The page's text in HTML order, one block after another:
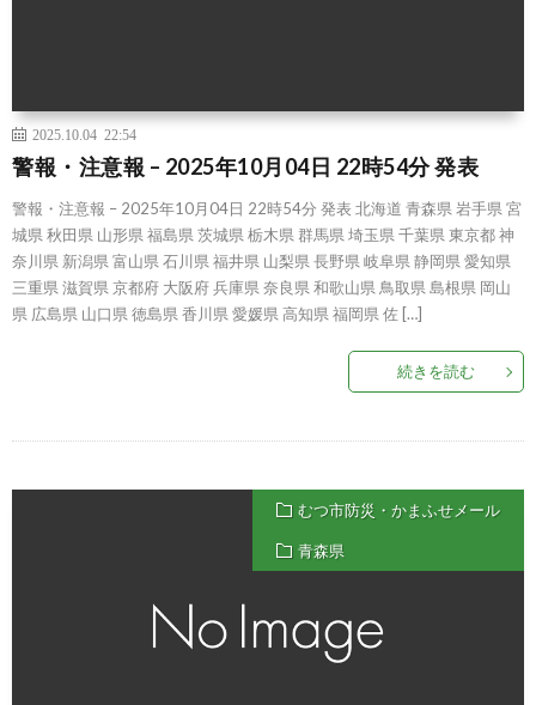
2025.10.04 22:54
警報・注意報 – 2025年10月04日 22時54分 発表
警報・注意報 – 2025年10月04日 22時54分 発表 北海道 青森県 岩手県 宮
城県 秋田県 山形県 福島県 茨城県 栃木県 群馬県 埼玉県 千葉県 東京都 神
奈川県 新潟県 富山県 石川県 福井県 山梨県 長野県 岐阜県 静岡県 愛知県
三重県 滋賀県 京都府 大阪府 兵庫県 奈良県 和歌山県 鳥取県 島根県 岡山
県 広島県 山口県 徳島県 香川県 愛媛県 高知県 福岡県 佐 […]
続きを読む
むつ市防災・かまふせメール
青森県